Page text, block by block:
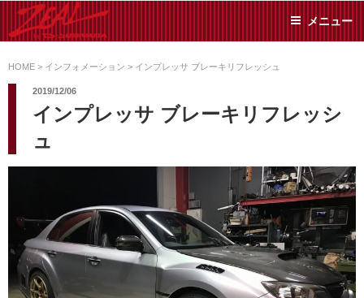
ン
ツ
ッ
SUMIYAMA
た日常メンテから各種チ
ューニングまで、車に関
することならジャンルフ
リーでお任せください!
メニュー
HOME > インフォメーション > インプレッサ ブレーキリフレッシュ
2019/12/06
インプレッサ ブレーキリフレッシ
ュ